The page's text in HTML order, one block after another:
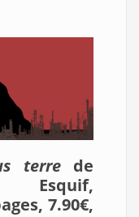
terrede
Esquif,
7.90€,